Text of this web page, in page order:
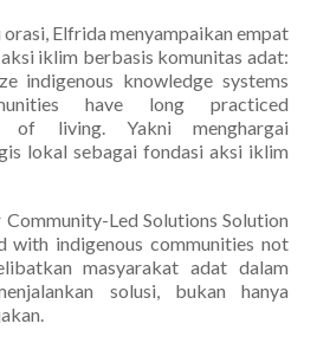
Elfrida menyampaikan empat
iklim berbasis komunitas adat:
indigenous knowledge systems
have long practiced
of living. Yakni menghargai
lokal sebagai fondasi aksi iklim
Community-Led Solutions Solution
with indigenous communities not
masyarakat adat dalam
solusi, bukan hanya